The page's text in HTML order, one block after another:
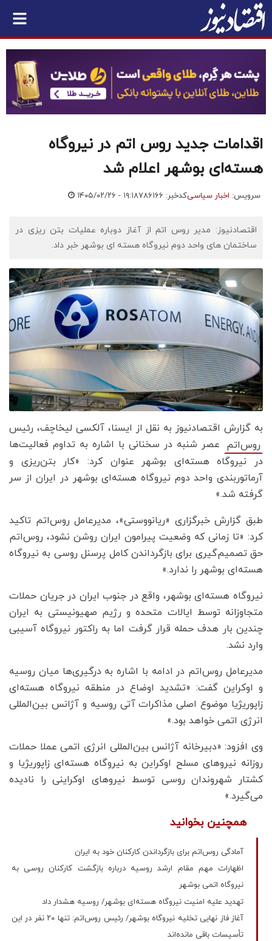
اقدامات جدید روس اتم در نیروگاه
هسته‌ای بوشهر اعلام شد
سرویس: اخبار سیاسیکدخبر: ۷۸۶۱۶۶ ۱۴۰۵/۰۲/۲۶ - ۱۹:۱۸
اقتصادنیوز: مدیر روس اتم از آغاز دوباره عملیات بتن ریزی در
ساختمان های واحد دوم نیروگاه هسته ای بوشهر خبر داد.
به گزارش اقتصادنیوز به نقل از ایسنا، آلکسی لیخاچف، رئیس
روس‌اتم عصر شنبه در سخنانی با اشاره به تداوم فعالیت‌ها
در نیروگاه هسته‌ای بوشهر عنوان کرد: «کار بتن‌ریزی و
آرماتوربندی واحد دوم نیروگاه هسته‌ای بوشهر در ایران از سر
گرفته شد.»
طبق گزارش خبرگزاری «ریانووستی»، مدیرعامل روس‌اتم تاکید
کرد: «تا زمانی که وضعیت پیرامون ایران روشن نشود، روس‌اتم
حق تصمیم‌گیری برای بازگرداندن کامل پرسنل روسی به نیروگاه
هسته‌ای بوشهر را ندارد.»
نیروگاه هسته‌ای بوشهر، واقع در جنوب ایران در جریان حملات
متجاوزانه توسط ایالات متحده و رژیم صهیونیستی به ایران
چندین بار هدف حمله قرار گرفت اما به راکتور نیروگاه آسیبی
وارد نشد.
مدیرعامل روس‌اتم در ادامه با اشاره به درگیری‌ها میان روسیه
و اوکراین گفت: «تشدید اوضاع در منطقه نیروگاه هسته‌ای
زاپوریژیا موضوع اصلی مذاکرات آتی روسیه و آژانس بین‌المللی
انرژی اتمی خواهد بود.»
وی افزود: «دبیرخانه آژانس بین‌المللی انرژی اتمی عملا حملات
روزانه نیروهای مسلح اوکراین به نیروگاه هسته‌ای زاپوریژیا و
کشتار شهروندان روسی توسط نیروهای اوکراینی را نادیده
می‌گیرد.»
همچنین بخوانید
آمادگی روس‌اتم برای بازگرداندن کارکنان خود به ایران
اظهارات مهم مقام ارشد روسیه درباره بازگشت کارکنان روسی به
نیروگاه اتمی بوشهر
تهدید علیه امنیت نیروگاه هسته‌ای بوشهر/ روسیه هشدار داد
آغاز فاز نهایی تخلیه نیروگاه بوشهر/ رئیس روس‌اتم: تنها ۲۰ نفر در این
تأسیسات باقی مانده‌اند